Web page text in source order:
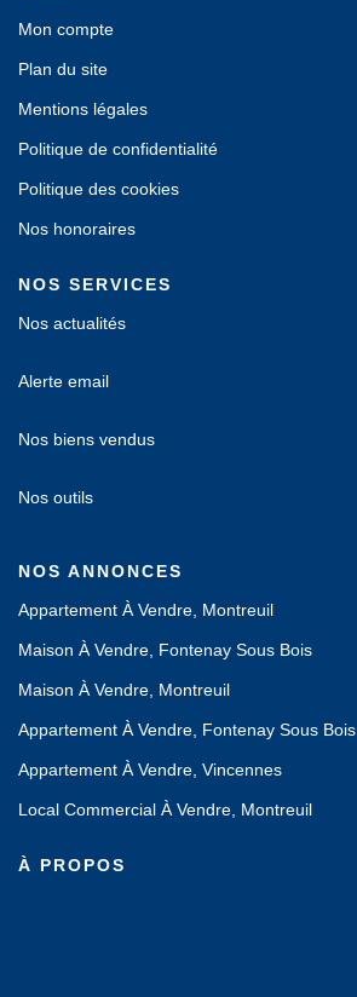
Mon compte
Plan du site
Mentions légales
Politique de confidentialité
Politique des cookies
Nos honoraires
NOS SERVICES
Nos actualités
Alerte email
Nos biens vendus
Nos outils
NOS ANNONCES
Appartement À Vendre, Montreuil
Maison À Vendre, Fontenay Sous Bois
Maison À Vendre, Montreuil
Appartement À Vendre, Fontenay Sous Bois
Appartement À Vendre, Vincennes
Local Commercial À Vendre, Montreuil
À PROPOS